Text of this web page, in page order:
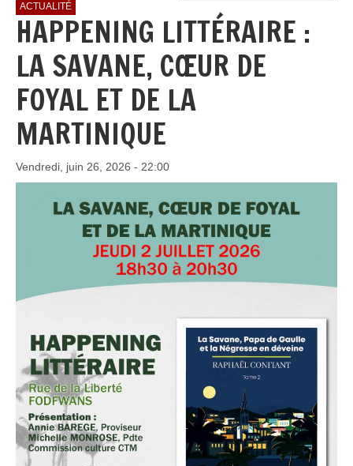
ACTUALITÉ
HAPPENING LITTÉRAIRE :
LA SAVANE, CŒUR DE
FOYAL ET DE LA
MARTINIQUE
Vendredi, juin 26, 2026 - 22:00